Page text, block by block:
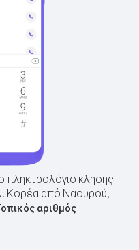
πληκτρολόγιο κλήσης
Κορέα από Ναουρού,
αριθμός